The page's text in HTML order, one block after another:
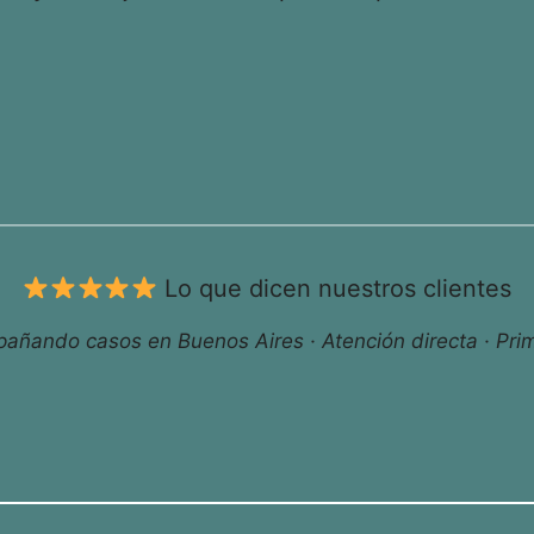
Lo que dicen nuestros clientes
casos en Buenos Aires · Atención directa ·